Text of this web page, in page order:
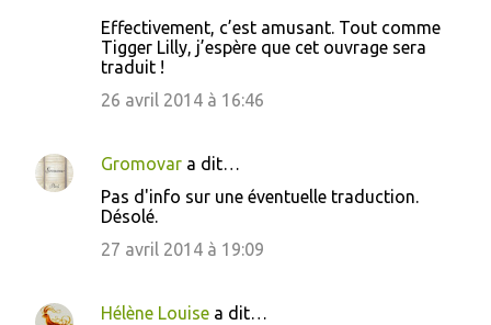
Effectivement, c’est amusant. Tout comme
Tigger Lilly, j’espère que cet ouvrage sera
traduit !
26 avril 2014 à 16:46
Gromovar a dit…
Pas d'info sur une éventuelle traduction.
Désolé.
27 avril 2014 à 19:09
Hélène Louise a dit…